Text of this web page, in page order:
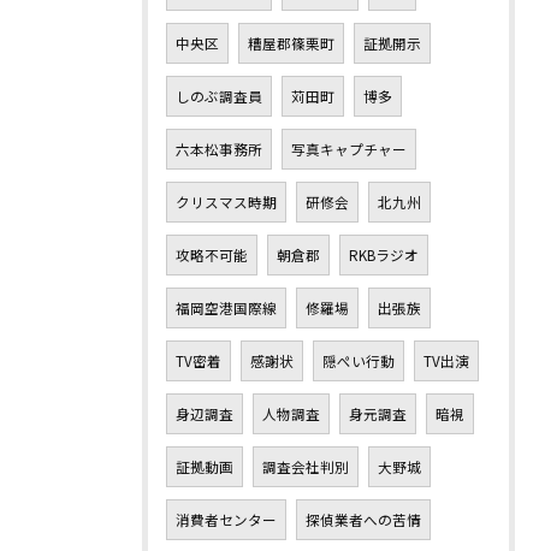
中央区 糟屋郡篠栗町 証拠開示
しのぶ調査員 苅田町 博多
六本松事務所 写真キャプチャー
クリスマス時期 研修会 北九州
攻略不可能 朝倉郡 RKBラジオ
福岡空港国際線 修羅場 出張族
TV密着 感謝状 隠ぺい行動 TV出演
身辺調査 人物調査 身元調査 暗視
証拠動画 調査会社判別 大野城
消費者センター 探偵業者への苦情